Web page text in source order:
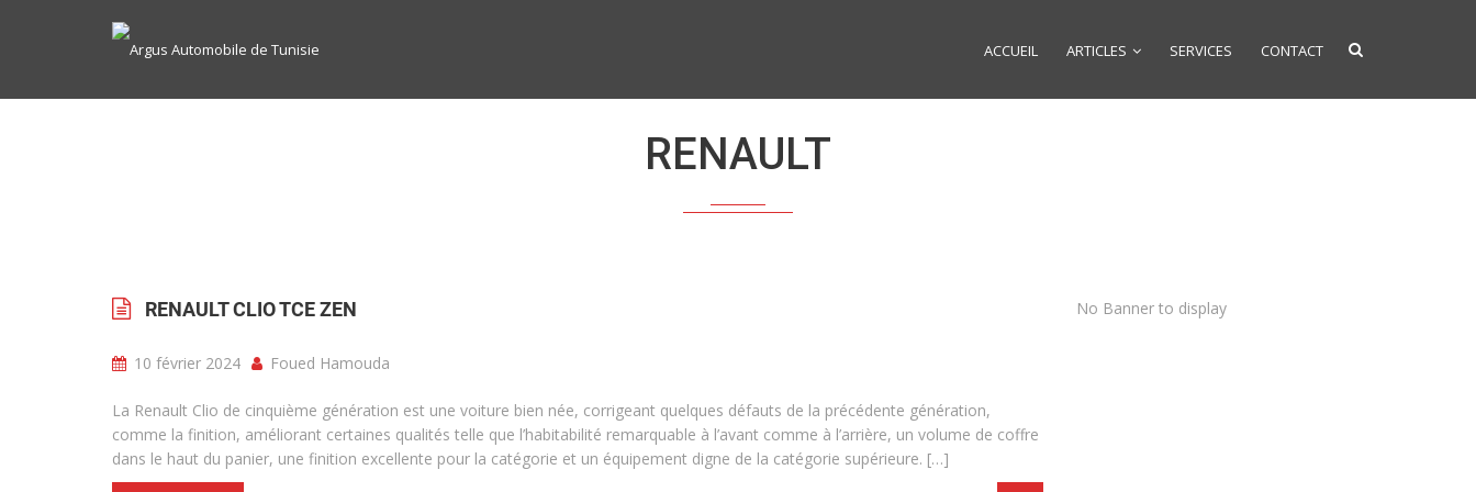
ACCUEIL ARTICLES SERVICES CONTACT
RENAULT
RENAULT CLIO TCE ZEN
10 février 2024 Foued Hamouda
La Renault Clio de cinquième génération est une voiture bien née, corrigeant quelques défauts de la précédente génération,
comme la finition, améliorant certaines qualités telle que l’habitabilité remarquable à l’avant comme à l’arrière, un volume de coffre
dans le haut du panier, une finition excellente pour la catégorie et un équipement digne de la catégorie supérieure. […]
No Banner to display